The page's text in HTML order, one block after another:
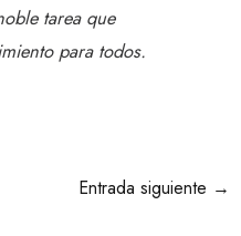
tarea que
para todos.
Entrada siguiente →